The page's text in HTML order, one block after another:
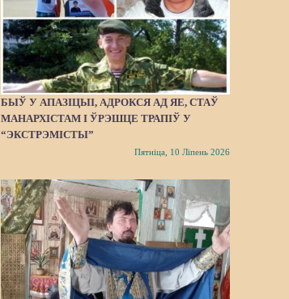
БЫЎ У АПАЗІЦЫІ, АДРОКСЯ АД ЯЕ, СТАЎ
МАНАРХІСТАМ І ЎРЭШЦЕ ТРАПІЎ У
“ЭКСТРЭМІСТЫ”
Пятніца, 10 Ліпень 2026